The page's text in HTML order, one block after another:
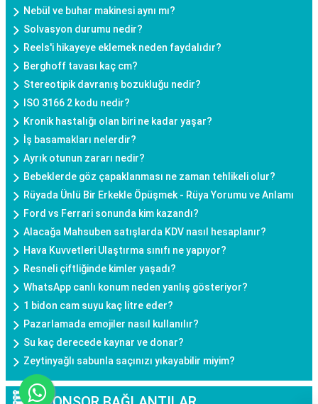
Nebül ve buhar makinesi aynı mı?
Solvasyon durumu nedir?
Reels'i hikayeye eklemek neden faydalıdır?
Berghoff tavası kaç cm?
Stereotipik davranış bozukluğu nedir?
ISO 3166 2 kodu nedir?
Kronik hastalığı olan biri ne kadar yaşar?
İş basamakları nelerdir?
Ayrık otunun zararı nedir?
Bebeklerde göz çapaklanması ne zaman tehlikeli olur?
Rüyada Ünlü Bir Erkekle Öpüşmek - Rüya Yorumu ve Anlamı
Ford vs Ferrari sonunda kim kazandı?
Alacağa Mahsuben satışlarda KDV nasıl hesaplanır?
Hava Kuvvetleri Ulaştırma sınıfı ne yapıyor?
Resneli çiftliğinde kimler yaşadı?
WhatsApp canlı konum neden yanlış gösteriyor?
1 bidon cam suyu kaç litre eder?
Pazarlamada emojiler nasıl kullanılır?
Su kaç derecede kaynar ve donar?
Zeytinyağlı sabunla saçınızı yıkayabilir miyim?